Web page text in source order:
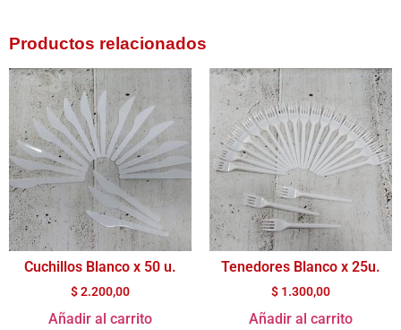
Productos relacionados
Cuchillos Blanco x 50 u.
$2.200,00
Añadir al carrito
Tenedores Blanco x 25u.
$ 1.300,00
Añadir al carrito